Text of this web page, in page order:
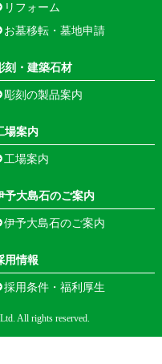
リフォーム
お墓移転・墓地申請
刻・建築石材
彫刻の製品案内
場案内
工場案内
予大島石のご案内
伊予大島石のご案内
用情報
採用条件・福利厚生
All rights reserved.